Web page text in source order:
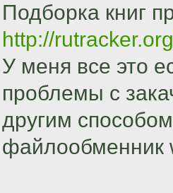
Подборка книг
http://
У меня все это
проблемы с
другим
файлообменник